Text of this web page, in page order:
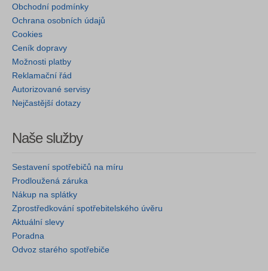
Obchodní podmínky
Ochrana osobních údajů
Cookies
Ceník dopravy
Možnosti platby
Reklamační řád
Autorizované servisy
Nejčastější dotazy
Naše služby
Sestavení spotřebičů na míru
Prodloužená záruka
Nákup na splátky
Zprostředkování spotřebitelského úvěru
Aktuální slevy
Poradna
Odvoz starého spotřebiče